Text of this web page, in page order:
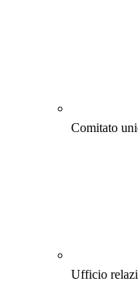
Comitato
Ufficio